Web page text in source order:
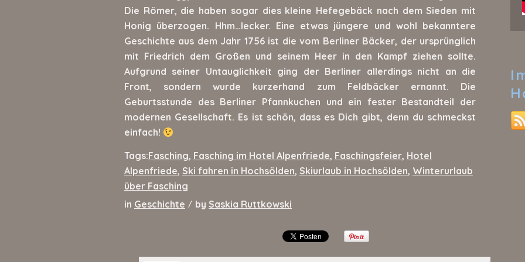
Die Römer, die haben sogar dies kleine Hefegebäck nach dem Sieden mit
Honig überzogen. Hhm…lecker. Eine etwas jüngere und wohl bekanntere
Geschichte aus dem Jahr 1756 ist die vom Berliner Bäcker, der ursprünglich
mit Friedrich dem Großen und seinem Heer in den Kampf ziehen sollte.
Aufgrund seiner Untauglichkeit ging der Berliner allerdings nicht an die
Front, sondern wurde kurzerhand zum Feldbäcker ernannt. Die
Geburtsstunde des Berliner Pfannkuchen und ein fester Bestandteil der
modernen Gesellschaft. Es ist schön, dass es Dich gibt, denn du schmeckst
einfach!
Tags:Fasching, Fasching im Hotel Alpenfriede, Faschingsfeier, Hotel
Alpenfriede, Ski fahren in Hochsölden, Skiurlaub in Hochsölden, Winterurlaub
über Fasching
in Geschichte / by Saskia Ruttkowski